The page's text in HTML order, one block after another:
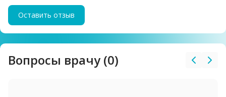
Оставить отзыв
Вопросы врачу (0)